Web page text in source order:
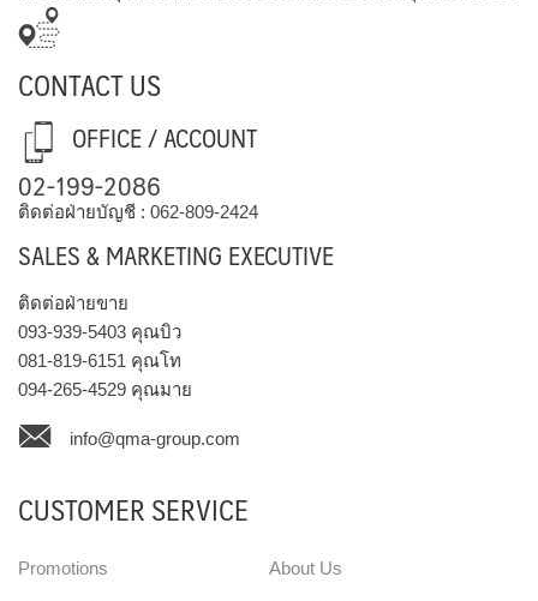
CONTACT US
OFFICE / ACCOUNT
02-199-2086
ติดต่อฝ่ายบัญชี : 062-809-2424
SALES & MARKETING EXECUTIVE
ติดต่อฝ่ายขาย
093-939-5403 คุณบิว
081-819-6151 คุณโท
094-265-4529 คุณมาย
info@qma-group.com
CUSTOMER SERVICE
Promotions About Us